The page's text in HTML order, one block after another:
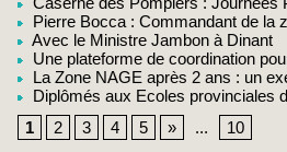
Pierre Bocca : Commandant de la
Avec le Ministre Jambon à Dinant
Une plateforme de coordination
La Zone NAGE après 2 ans : un
Diplômés aux Ecoles provinciales
1
2 3 4 5 » ... 10